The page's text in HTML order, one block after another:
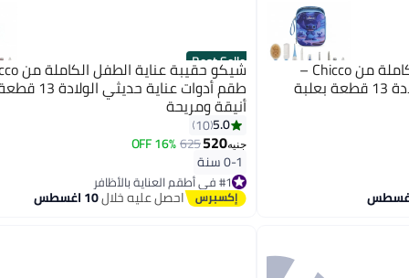
شيكو حقيبة عناية الطفل الكاملة من Chicco –
طقم أدوات عناية حديثي الولادة 13 قطعة بعلبة
Best Seller
طقم أدوات عناية
أنيقة ومريحة
5.0
10
جنيه520
625
16% OFF
0-1 سنة
#1 في أطقم العناية بالأظافر
أقل سعر في 7 يوم
توصيل مجاني
احصل عليه خلال10 اغسطس